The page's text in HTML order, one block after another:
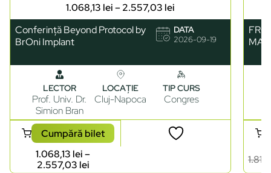
1.068,13 lei–2.557,03 lei
Conferință Beyond Protocol by
BrOni Implant
DATA
2026-09-19
LECTOR
Prof. Univ. Dr.
Simion Bran
LOCAȚIE
Cluj-Napoca
TIP CURS
Congres
Cumpără bilet
1.068,13 lei–
2.557,03 lei